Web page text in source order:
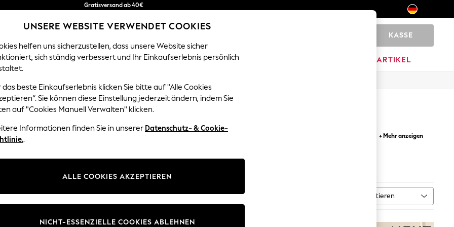
Kostenlose & einfache Rückgaben*
Wir akzeptieren.
KASSE
BABY DAMEN HERREN HOME AUSVERKAUFSARTIKEL
FÜR DIE KÜCHE
neu. Von Geschirrkörben bis hin zu Aufbewahrungsdosen, Körben und Utensilienhaltern finden Sie die neuesten
Schrankhaken und Regale Ihren Platz maximieren.
+ Mehr anzeigen
Grau Schwarz Brotkörbe Weiß Küchenzubehör
Typ Produktlinie Anzahl Sortieren
UNSERE WEBSITE VERWENDET COOKIES
helfen uns sicherzustellen, dass unsere Website sicher
sich ständig verbessert und Ihr Einkaufserlebnis persönlich
das beste Einkaufserlebnis klicken Sie bitte auf "Alle Cookies
Sie können diese Einstellung jederzeit ändern, indem Sie
auf "Cookies Manuell Verwalten" klicken.
Informationen finden Sie in unserer Datenschutz- & Cookie-
.
ALLE COOKIES AKZEPTIEREN
NICHT-ESSENZIELLE COOKIES ABLEHNEN